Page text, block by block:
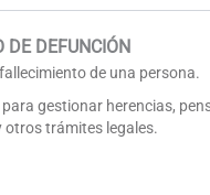
DE DEFUNCIÓN
de una persona.
para gestionar herencias,
otros trámites legales.